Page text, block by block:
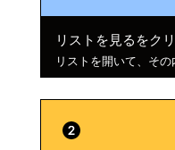
リストを見るをク
リストを開いて、そ